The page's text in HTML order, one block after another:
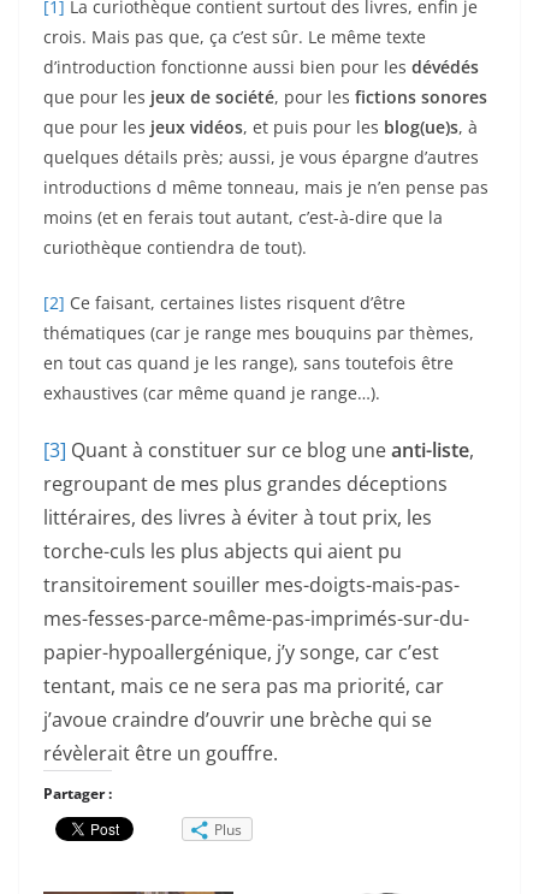
[1] La curiothèque contient surtout des livres, enfin je
crois. Mais pas que, ça c’est sûr. Le même texte
d’introduction fonctionne aussi bien pour les dévédés
que pour les jeux de société, pour les fictions sonores
que pour les jeux vidéos, et puis pour les blog(ue)s, à
quelques détails près; aussi, je vous épargne d’autres
introductions d même tonneau, mais je n’en pense pas
moins (et en ferais tout autant, c’est-à-dire que la
curiothèque contiendra de tout).
[2] Ce faisant, certaines listes risquent d’être
thématiques (car je range mes bouquins par thèmes,
en tout cas quand je les range), sans toutefois être
exhaustives (car même quand je range…).
[3] Quant à constituer sur ce blog uneanti-liste,
regroupant de mes plus grandes déceptions
littéraires, des livres à éviter à tout prix, les
torche-culs les plus abjects qui aient pu
transitoirement souiller mes-doigts-mais-pas-
mes-fesses-parce-même-pas-imprimés-sur-du-
papier-hypoallergénique, j’y songe, car c’est
tentant, mais ce ne sera pas ma priorité, car
j’avoue craindre d’ouvrir une brèche qui se
révèlerait être un gouffre.
Partager :
Plus